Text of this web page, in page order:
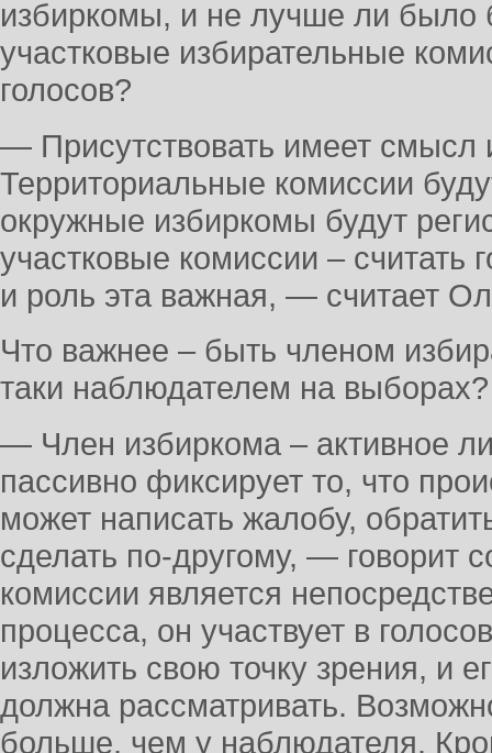
избиркомы, и не лучше ли было
участковые избирательные
голосов?
— Присутствовать имеет смысл
Территориальные комиссии
окружные избиркомы будут
участковые комиссии – считать
и роль эта важная, — считает
Что важнее – быть членом
таки наблюдателем на выборах?
— Член избиркома – активное
пассивно фиксирует то, что
может написать жалобу,
сделать по-другому, — говорит
комиссии является
процесса, он участвует в
изложить свою точку зрения, и
должна рассматривать.
больше, чем у наблюдателя.